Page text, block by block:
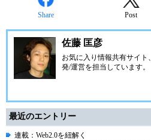
Share Post
佐藤 匡彦
お気に入り情報共有サイト
発/運営を担当しています。
最近のエントリー
連載：Web2.0を紐解く